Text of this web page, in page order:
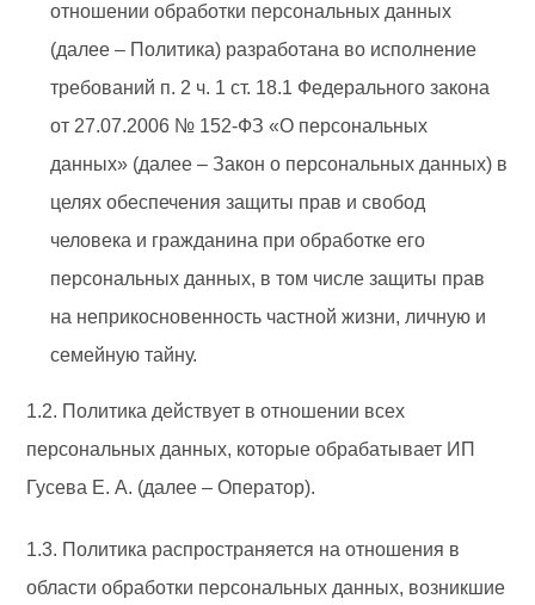
отношении обработки персональных данных
(далее – Политика) разработана во исполнение
требований п. 2 ч. 1 ст. 18.1 Федерального закона
от 27.07.2006 № 152-ФЗ «О персональных
данных» (далее – Закон о персональных данных) в
целях обеспечения защиты прав и свобод
человека и гражданина при обработке его
персональных данных, в том числе защиты прав
на неприкосновенность частной жизни, личную и
семейную тайну.
1.2. Политика действует в отношении всех
персональных данных, которые обрабатывает ИП
Гусева Е. А. (далее – Оператор).
1.3. Политика распространяется на отношения в
области обработки персональных данных, возникшие